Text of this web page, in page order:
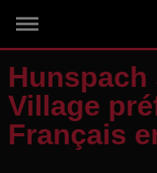
Hunspach
Village
Français